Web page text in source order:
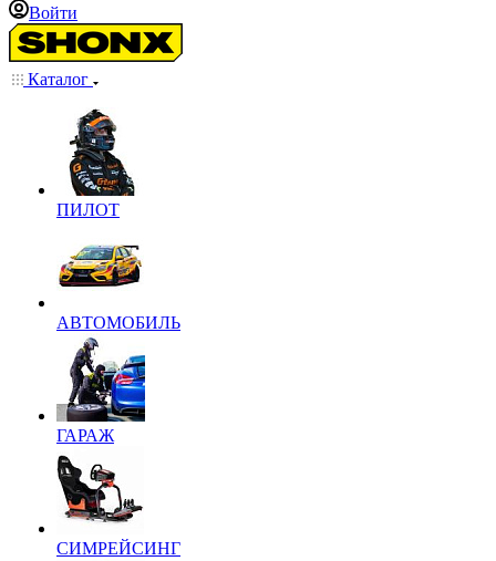
Войти
Каталог
ПИЛОТ
АВТОМОБИЛЬ
ГАРАЖ
СИМРЕЙСИНГ